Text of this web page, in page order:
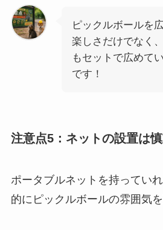
ピックルボールを
楽しさだけでなく
もセットで広めて
です！
注意点5：ネットの設置は
ポータブルネットを持ってい
的にピックルボールの雰囲気を